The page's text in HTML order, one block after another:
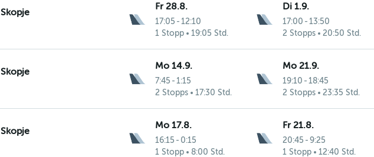
Skopje
Fr 28.8.
17:05 - 12:10
1 Stopp
19:05 Std.
Di 1.9.
17:00 - 13:50
2 Stopps
20:50 Std.
Skopje
Mo 14.9.
7:45 - 1:15
2 Stopps
17:30 Std.
Mo 21.9.
19:10 - 18:45
2 Stopps
23:35 Std.
Skopje
Mo 17.8.
16:15 - 0:15
1 Stopp
8:00 Std.
Fr 21.8.
20:45 - 9:25
1 Stopp
12:40 Std.